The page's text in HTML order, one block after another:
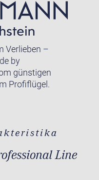
Verlieben –
by
günstigen
Profiflügel.
Line